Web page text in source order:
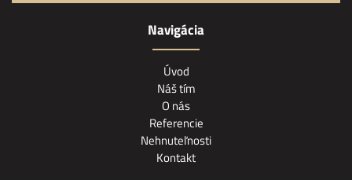
Navigácia
Úvod
Náš tím
O nás
Referencie
Nehnuteľnosti
Kontakt